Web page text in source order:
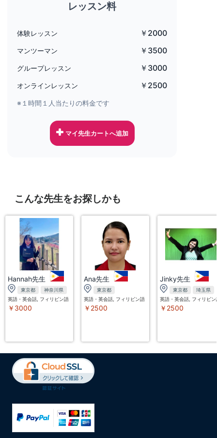
レッスン料
体験レッスン ￥2000
マンツーマン ￥3500
グループレッスン ￥3000
オンラインレッスン ￥2500
※１時間１人当たりの料金です
マイ先生カートへ追加
こんな先生をお探しかも
Hannah先生
東京都
神奈川県
英語・英会話, フィリピン語（タガログ語）
￥3000
Ana先生
東京都
英語・英会話, フィリピン語（タガログ語）
￥2500
Jinky先生
東京都
埼玉県
英語・英会話, フィリピ
￥2500